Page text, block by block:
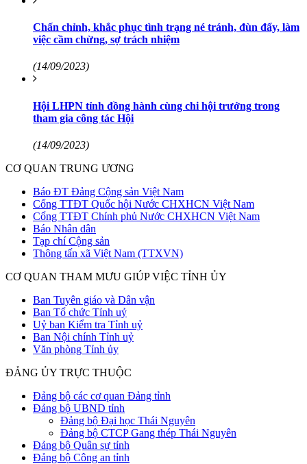
Chấn chỉnh, khắc phục tình trạng né tránh, đùn đẩy, làm
việc cầm chừng, sợ trách nhiệm
(14/09/2023)
Hội LHPN tỉnh đồng hành cùng chi hội trưởng trong
tham gia công tác Hội
(14/09/2023)
CƠ QUAN TRUNG ƯƠNG
Báo ĐT Đảng Cộng sản Việt Nam
Cổng TTĐT Quốc hội Nước CHXHCN Việt Nam
Cổng TTĐT Chính phủ Nước CHXHCN Việt Nam
Báo Nhân dân
Tạp chí Cộng sản
Thông tấn xã Việt Nam (TTXVN)
CƠ QUAN THAM MƯU GIÚP VIỆC TỈNH ỦY
Ban Tuyên giáo và Dân vận
Ban Tổ chức Tỉnh uỷ
Uỷ ban Kiểm tra Tỉnh uỷ
Ban Nội chính Tỉnh uỷ
Văn phòng Tỉnh ủy
ĐẢNG ỦY TRỰC THUỘC
Đảng bộ các cơ quan Đảng tỉnh
Đảng bộ UBND tỉnh
Đảng bộ Đại học Thái Nguyên
Đảng bộ CTCP Gang thép Thái Nguyên
Đảng bộ Quân sự tỉnh
Đảng bộ Công an tỉnh